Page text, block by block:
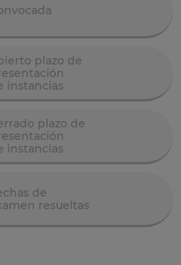
plazo de
instancias
plazo de
instancias
de
resueltas